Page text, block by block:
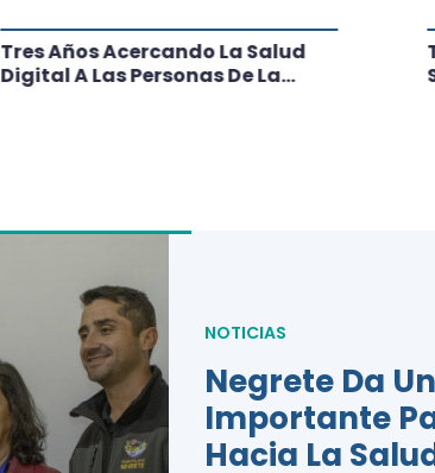
NOTICIAS
Negrete Da Un
Importante
Hacia La
Tres Años Acercando La Salud
Digital A Las Personas De La